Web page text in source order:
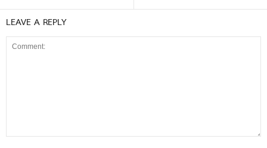
LEAVE A REPLY